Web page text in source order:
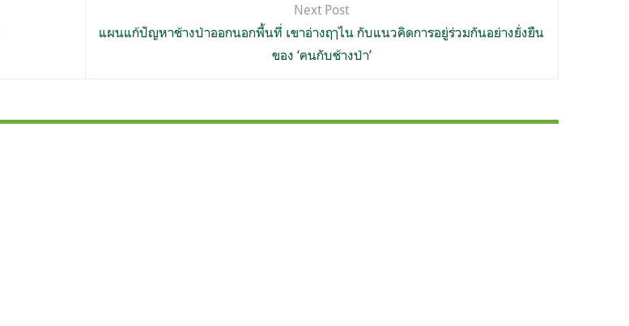
Next Post
แผนแก้ปัญหาช้างป่าออกนอกพื้นที่ เขาอ่างฤๅไน กับแนวคิดการอยู่ร่วมกันอย่างยั่งยืน
ของ ‘คนกับช้างป่า’